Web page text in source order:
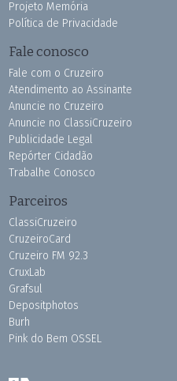
Projeto Memória
Política de Privacidade
Fale conosco
Fale com o Cruzeiro
Atendimento ao Assinante
Anuncie no Cruzeiro
Anuncie no ClassiCruzeiro
Publicidade Legal
Repórter Cidadão
Trabalhe Conosco
Parceiros
ClassiCruzeiro
CruzeiroCard
Cruzeiro FM 92.3
CruxLab
Grafsul
Depositphotos
Burh
Pink do Bem OSSEL